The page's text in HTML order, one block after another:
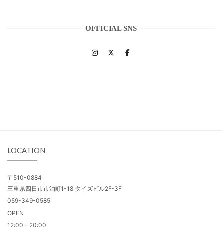
OFFICIAL SNS
LOCATION
〒510-0884
三重県四日市市泊町1-18 タイズビル2F-3F
059-349-0585
OPEN
12:00 - 20:00